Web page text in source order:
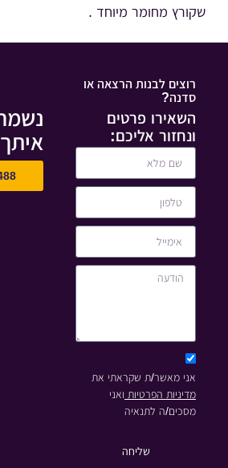
שקורץ מחומר מיוחד .
רוצים לבנות הרצאה או
סדנה?
השאירו פרטים
ונחזור אליכם:
אני מאשר/ת שקראתי את
מדיניות הפרטיות ואני
מסכים/ה לתנאיה
שליחה